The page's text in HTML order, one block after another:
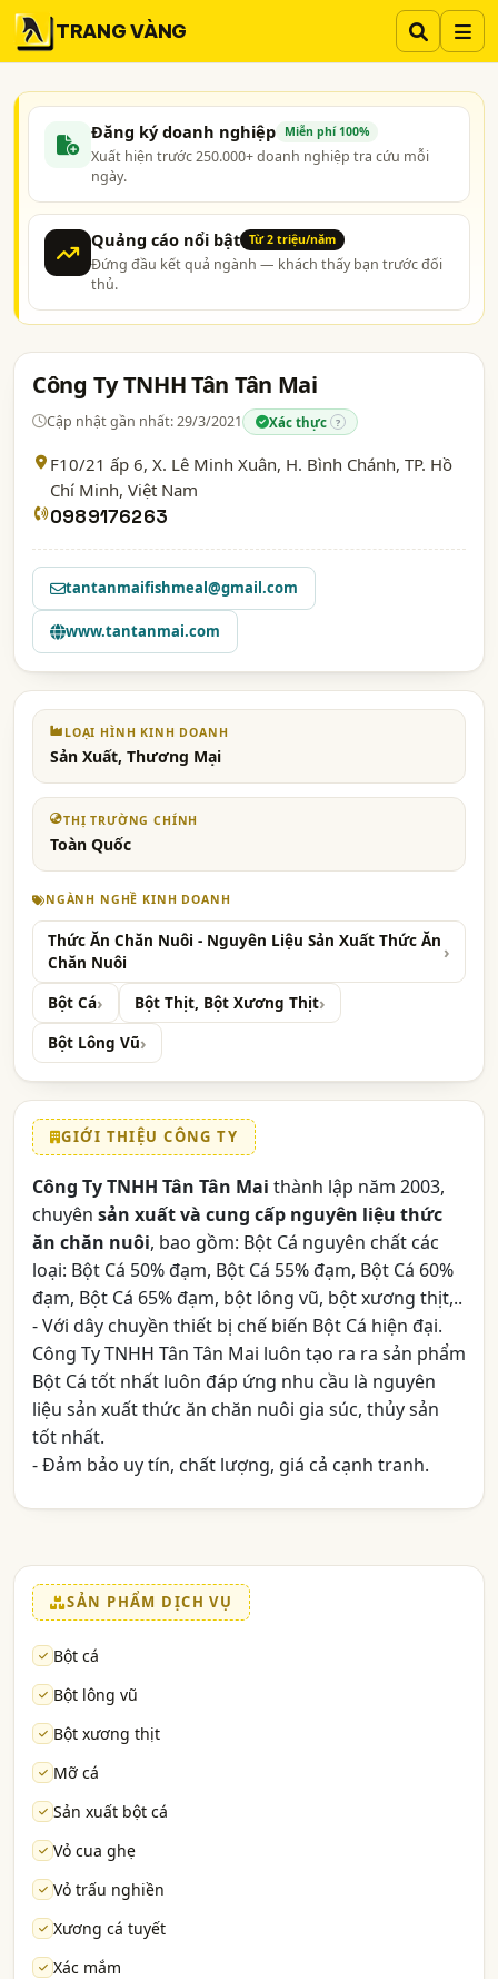
TRANG VÀNG
Đăng ký doanh nghiệp Miễn phí 100%
Xuất hiện trước 250.000+ doanh nghiệp tra cứu mỗi
ngày.
Quảng cáo nổi bật Từ 2 triệu/năm
Đứng đầu kết quả ngành — khách thấy bạn trước đối
thủ.
Công Ty TNHH Tân Tân Mai
Cập nhật gần nhất: 29/3/2021 Xác thực ?
F10/21 ấp 6, X. Lê Minh Xuân, H. Bình Chánh, TP. Hồ
Chí Minh, Việt Nam
0989176263
tantanmaifishmeal@gmail.com
www.tantanmai.com
LOẠI HÌNH KINH DOANH
Sản Xuất, Thương Mại
THỊ TRƯỜNG CHÍNH
Toàn Quốc
NGÀNH NGHỀ KINH DOANH
Thức Ăn Chăn Nuôi - Nguyên Liệu Sản Xuất Thức Ăn
Chăn Nuôi
Bột Cá
Bột Thịt, Bột Xương Thịt
Bột Lông Vũ
GIỚI THIỆU CÔNG TY
Công Ty TNHH Tân Tân Mai thành lập năm 2003,
chuyên sản xuất và cung cấp nguyên liệu thức
ăn chăn nuôi, bao gồm: Bột Cá nguyên chất các
loại: Bột Cá 50% đạm, Bột Cá 55% đạm, Bột Cá 60%
đạm, Bột Cá 65% đạm, bột lông vũ, bột xương thịt,..
- Với dây chuyền thiết bị chế biến Bột Cá hiện đại.
Công Ty TNHH Tân Tân Mai luôn tạo ra ra sản phẩm
Bột Cá tốt nhất luôn đáp ứng nhu cầu là nguyên
liệu sản xuất thức ăn chăn nuôi gia súc, thủy sản
tốt nhất.
- Đảm bảo uy tín, chất lượng, giá cả cạnh tranh.
SẢN PHẨM DỊCH VỤ
Bột cá
Bột lông vũ
Bột xương thịt
Mỡ cá
Sản xuất bột cá
Vỏ cua ghẹ
Vỏ trấu nghiền
Xương cá tuyết
Xác mắm